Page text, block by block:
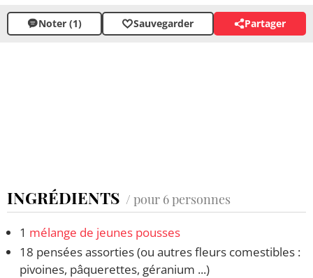
Noter (1) Sauvegarder Partager
INGRÉDIENTS / pour 6 personnes
1 mélange de jeunes pousses
18 pensées assorties (ou autres fleurs comestibles :
pivoines, pâquerettes, géranium ...)